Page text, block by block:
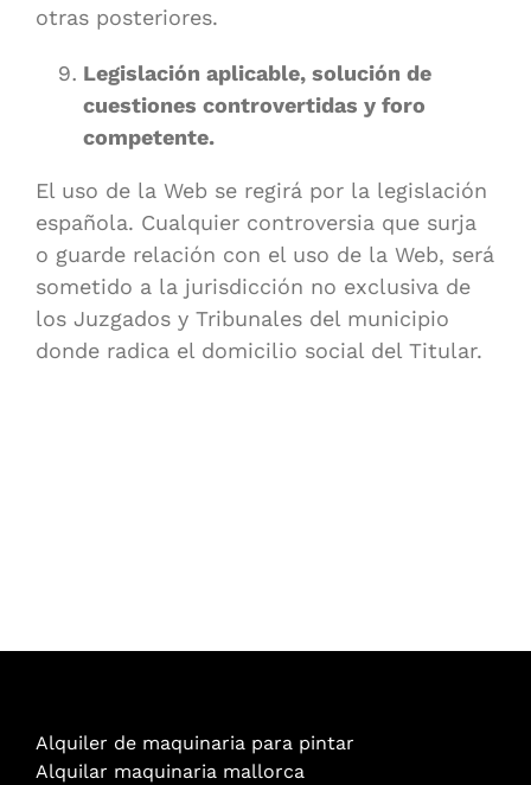
otras posteriores.
Legislación aplicable, solución de
cuestiones controvertidas y foro
competente.
El uso de la Web se regirá por la legislación
española. Cualquier controversia que surja
o guarde relación con el uso de la Web, será
sometido a la jurisdicción no exclusiva de
los Juzgados y Tribunales del municipio
donde radica el domicilio social del Titular.
Alquiler de maquinaria para pintar
Alquilar maquinaria mallorca